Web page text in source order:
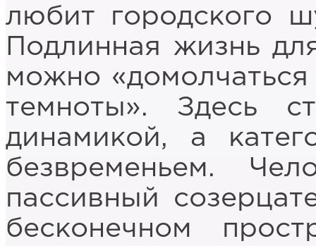
любит городского
Подлинная жизнь
можно
темноты». Здесь
динамикой, а
безвременьем.
пассивный
бесконечном